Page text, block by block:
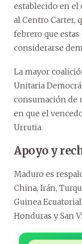
establecido en el
al Centro Carter,
febrero que
considerarse
La mayor
Unitaria
consumación de
en que el
Urrutia.
Apoyo y
Maduro es
China, Irán,
Guinea
Honduras y San